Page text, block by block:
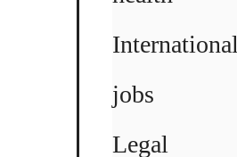
International
jobs
Legal